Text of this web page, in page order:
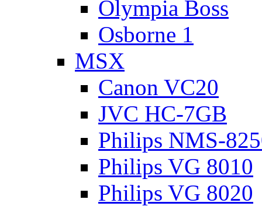
Olympia Boss
Osborne 1
MSX
Canon VC20
JVC HC-7GB
Philips NMS-
Philips VG 8010
Philips VG 8020